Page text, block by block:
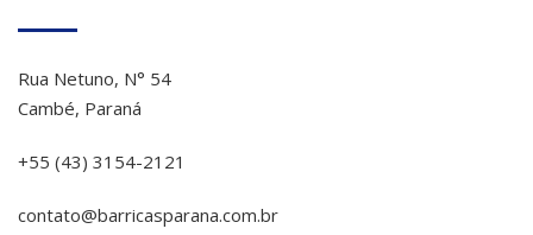
Rua Netuno, N° 54
Cambé, Paraná
+55 (43) 3154-2121
contato@barricasparana.com.br